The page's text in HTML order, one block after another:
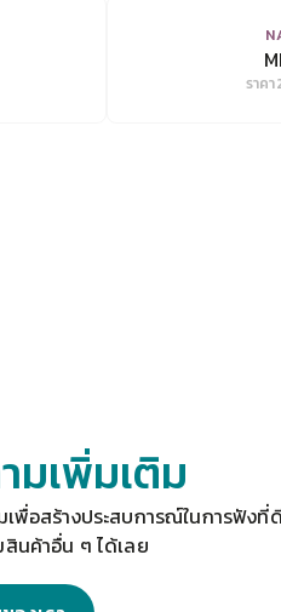
ราคา
มเพิ่มเติม
เพื่อสร้างประสบการณ์ในการฟั
นค้าอื่น ๆ ได้เลย